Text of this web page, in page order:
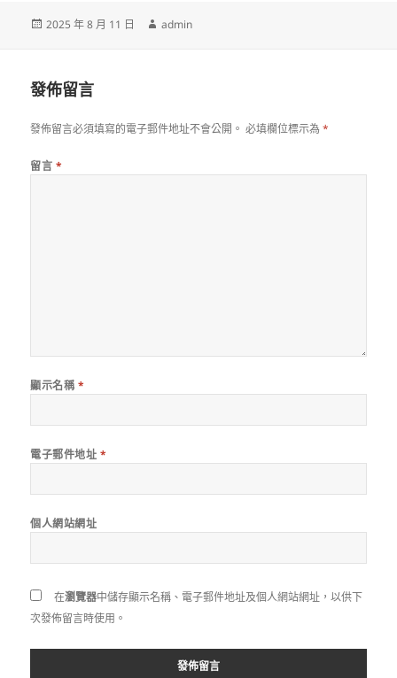
發
2025 年 8 月 11 日
作
admin
發佈留言
發佈留言必須填寫的電子郵件地址不會公開。 必填欄位標示為*
留言 *
顯示名稱 *
電子郵件地址 *
個人網站網址
在瀏覽器中儲存顯示名稱、電子郵件地址及個人網站網址，以供下
次發佈留言時使用。